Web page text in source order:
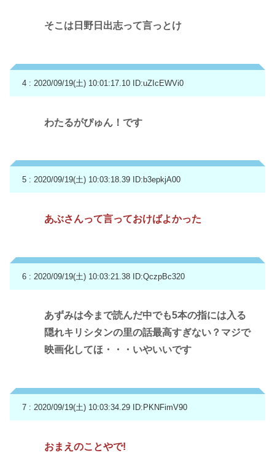
そこは日野日出志って言っとけ
4 : 2020/09/19(土) 10:01:17.10 ID:uZIcEWVi0
わたるがぴゅん！です
5 : 2020/09/19(土) 10:03:18.39 ID:b3epkjA00
あぶさんって言っておけばよかった
6 : 2020/09/19(土) 10:03:21.38 ID:QczpBc320
あずみは今まで読んだ中でも5本の指には入る
隠れキリシタンの里の話最高すぎない？マジで
映画化してほ・・・いやいいです
7 : 2020/09/19(土) 10:03:34.29 ID:PKNFimV90
おまえのことやで!